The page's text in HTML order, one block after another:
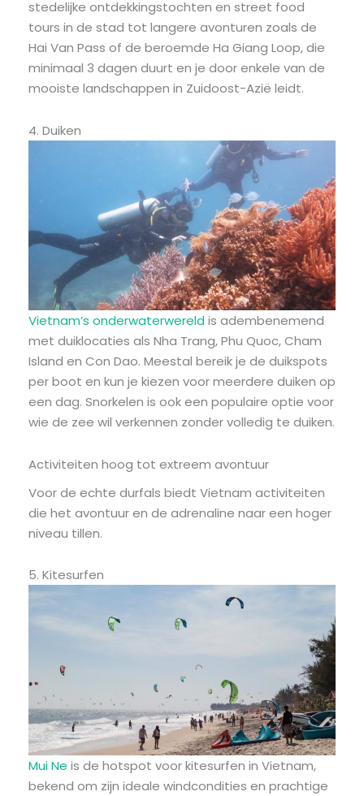
stedelijke ontdekkingstochten en street food
tours in de stad tot langere avonturen zoals de
Hai Van Pass of de beroemde Ha Giang Loop, die
minimaal 3 dagen duurt en je door enkele van de
mooiste landschappen in Zuidoost-Azië leidt.
4. Duiken
Vietnam’s onderwaterwereld is adembenemend
met duiklocaties als Nha Trang, Phu Quoc, Cham
Island en Con Dao. Meestal bereik je de duikspots
per boot en kun je kiezen voor meerdere duiken op
een dag. Snorkelen is ook een populaire optie voor
wie de zee wil verkennen zonder volledig te duiken.
Activiteiten hoog tot extreem avontuur
Voor de echte durfals biedt Vietnam activiteiten
die het avontuur en de adrenaline naar een hoger
niveau tillen.
5. Kitesurfen
Mui Ne is de hotspot voor kitesurfen in Vietnam,
bekend om zijn ideale windcondities en prachtige